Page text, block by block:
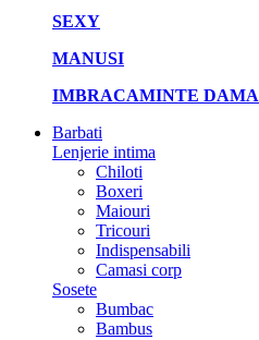
SEXY
MANUSI
IMBRACAMINTE DAMA
Barbati
Lenjerie intima
Chiloti
Boxeri
Maiouri
Tricouri
Indispensabili
Camasi corp
Sosete
Bumbac
Bambus